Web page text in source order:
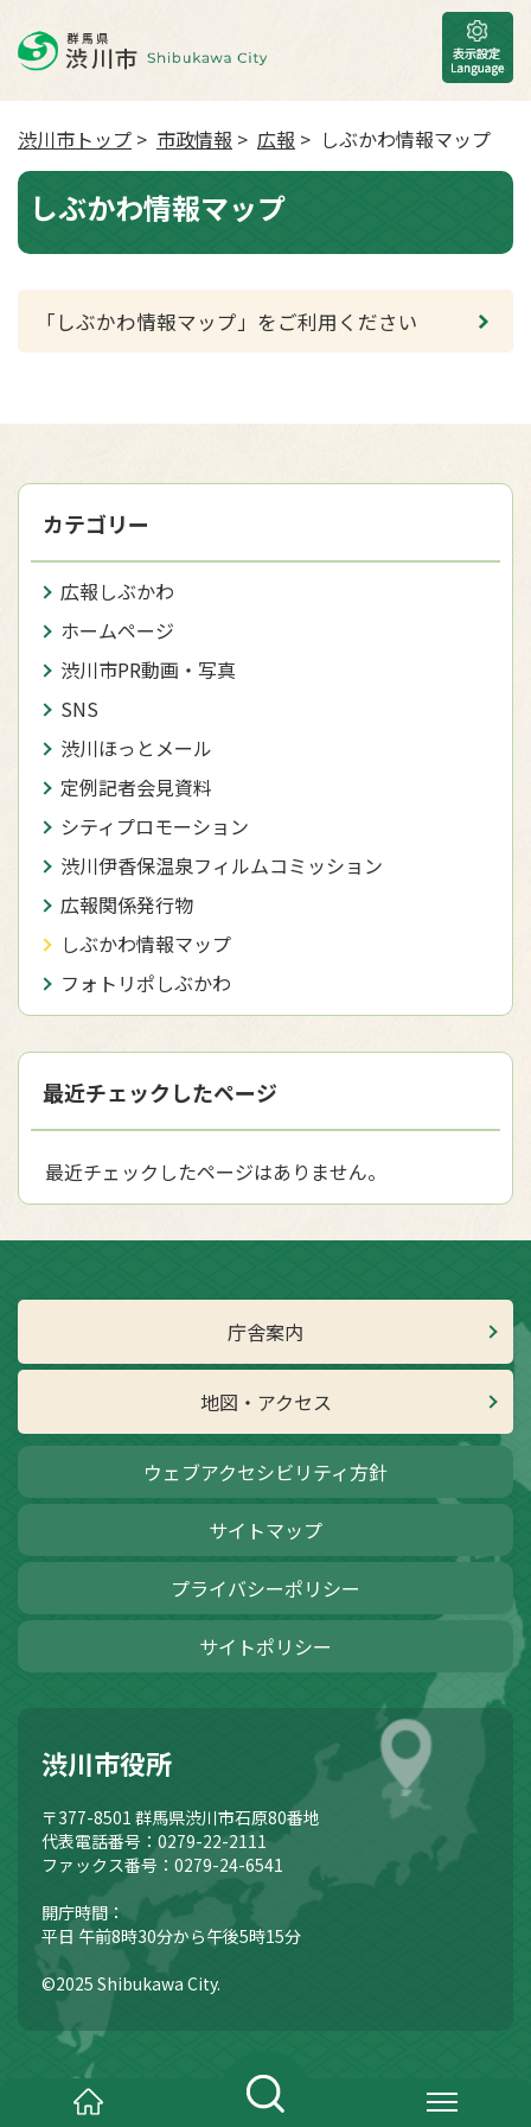
渋川市トップ > 市政情報 > 広報 > しぶかわ情報マップ
しぶかわ情報マップ
「しぶかわ情報マップ」をご利用ください
カテゴリー
広報しぶかわ
ホームページ
渋川市PR動画・写真
SNS
渋川ほっとメール
定例記者会見資料
シティプロモーション
渋川伊香保温泉フィルムコミッション
広報関係発行物
しぶかわ情報マップ
フォトリポしぶかわ
最近チェックしたページ
最近チェックしたページはありません。
庁舎案内
地図・アクセス
ウェブアクセシビリティ方針
サイトマップ
プライバシーポリシー
サイトポリシー
渋川市役所
〒377-8501 群馬県渋川市石原80番地
代表電話番号：0279-22-2111
ファックス番号：0279-24-6541
開庁時間：
平日 午前8時30分から午後5時15分
©2025 Shibukawa City.